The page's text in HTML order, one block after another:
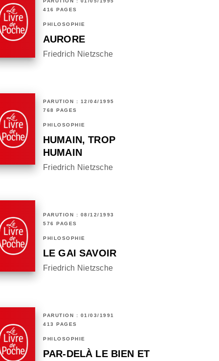
416 PAGES
PHILOSOPHIE
AURORE
Friedrich Nietzsche
PARUTION : 12/04/1995
768 PAGES
PHILOSOPHIE
HUMAIN, TROP
HUMAIN
Friedrich Nietzsche
PARUTION : 08/12/1993
576 PAGES
PHILOSOPHIE
LE GAI SAVOIR
Friedrich Nietzsche
PARUTION : 01/03/1991
413 PAGES
PHILOSOPHIE
PAR-DELÀ LE BIEN ET